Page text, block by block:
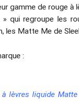
gamme de rouge à
qui regroupe les
les Matte Me de
:
lèvres liquide